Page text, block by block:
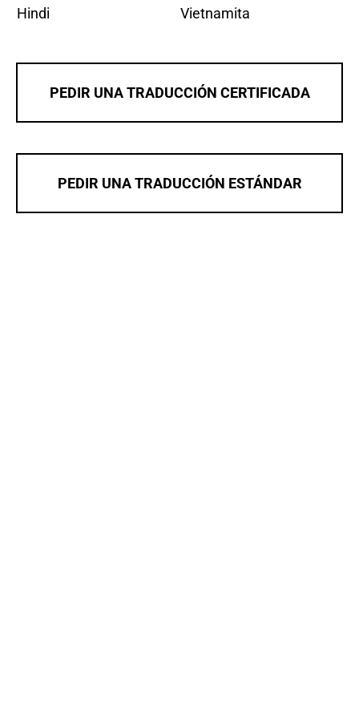
Hindi
Vietnamita
PEDIR UNA TRADUCCIÓN CERTIFICADA
PEDIR UNA TRADUCCIÓN ESTÁNDAR